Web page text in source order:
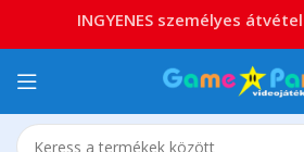
INGYENES személyes